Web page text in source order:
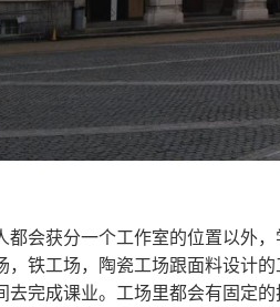
都会获分一个工作室的位置以外
，铁工场，陶瓷工场跟面料设计
去完成课业。工场里都会有固定